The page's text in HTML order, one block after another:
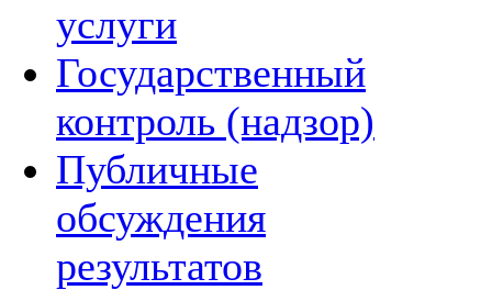
услуги
Государственный
контроль (надзор)
Публичные
обсуждения
результатов